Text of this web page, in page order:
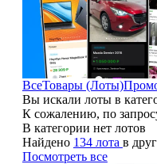
ВсеТовары (Лоты)
Вы искали лоты в
К сожалению, по
В категории нет лотов
Найдено 134 лота в
Посмотреть все